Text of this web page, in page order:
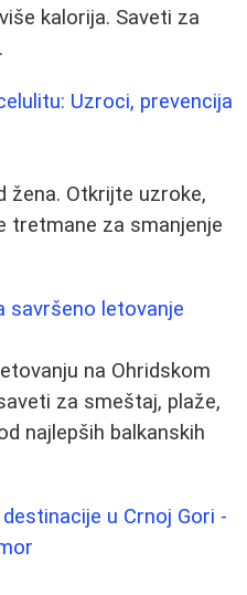
kalorija. Saveti za
Uzroci, prevencija
žena. Otkrijte uzroke,
tretmane za smanjenje
savršeno letovanje
na Ohridskom
za smeštaj, plaže,
najlepših balkanskih
u Crnoj Gori -